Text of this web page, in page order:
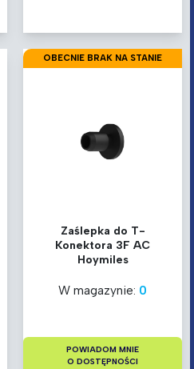
OBECNIE BRAK NA STANIE
Zaślepka do T-
Konektora 3F AC
Hoymiles
W magazynie: 0
POWIADOM MNIE
O DOSTĘPNOŚCI